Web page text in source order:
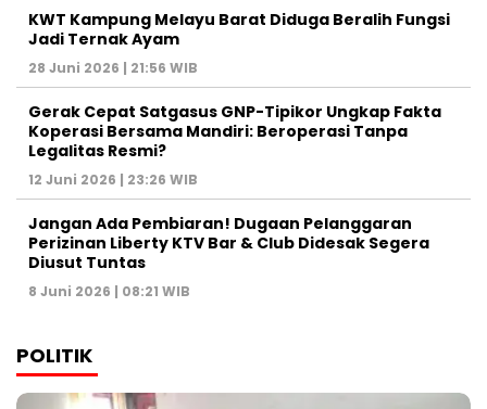
KWT Kampung Melayu Barat Diduga Beralih Fungsi
Jadi Ternak Ayam
28 Juni 2026 | 21:56 WIB
Gerak Cepat Satgasus GNP-Tipikor Ungkap Fakta
Koperasi Bersama Mandiri: Beroperasi Tanpa
Legalitas Resmi?
12 Juni 2026 | 23:26 WIB
Jangan Ada Pembiaran! Dugaan Pelanggaran
Perizinan Liberty KTV Bar & Club Didesak Segera
Diusut Tuntas
8 Juni 2026 | 08:21 WIB
POLITIK